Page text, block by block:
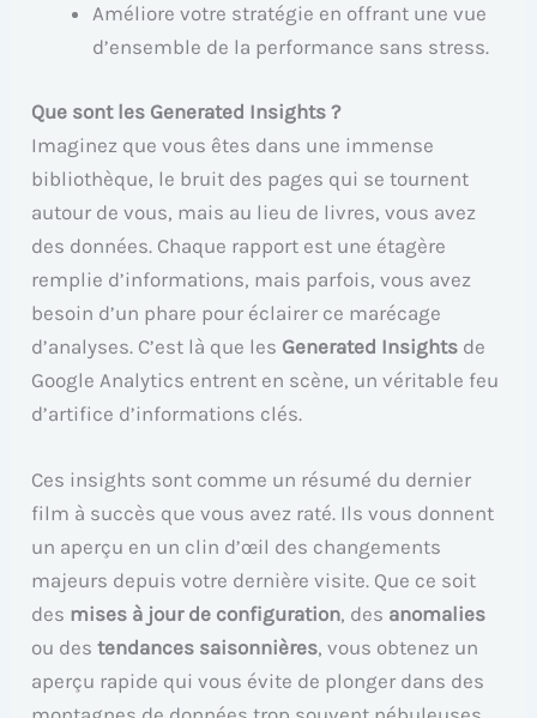
Améliore votre stratégie en offrant une vue
d’ensemble de la performance sans stress.
Que sont les Generated Insights ?
Imaginez que vous êtes dans une immense
bibliothèque, le bruit des pages qui se tournent
autour de vous, mais au lieu de livres, vous avez
des données. Chaque rapport est une étagère
remplie d’informations, mais parfois, vous avez
besoin d’un phare pour éclairer ce marécage
d’analyses. C’est là que les Generated Insights de
Google Analytics entrent en scène, un véritable feu
d’artifice d’informations clés.
Ces insights sont comme un résumé du dernier
film à succès que vous avez raté. Ils vous donnent
un aperçu en un clin d’œil des changements
majeurs depuis votre dernière visite. Que ce soit
des mises à jour de configuration, des anomalies
ou destendances saisonnières, vous obtenez un
aperçu rapide qui vous évite de plonger dans des